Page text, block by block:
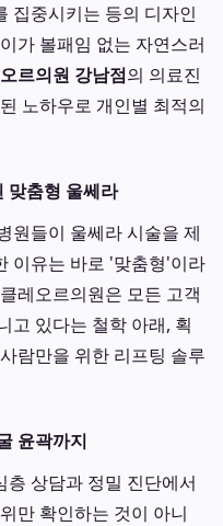
집중시키는 등의 디자인
가 볼패임 없는 자연스러
르의원 강남점의 의료진
노하우로 개인별 최적의
맞춤형 울쎄라
원들이 울쎄라 시술을 제
이유는 바로 '맞춤형'이라
레오르의원은 모든 고객
고 있다는 철학 아래, 획
람만을 위한 리프팅 솔루
윤곽까지
상담과 정밀 진단에서
만 확인하는 것이 아니